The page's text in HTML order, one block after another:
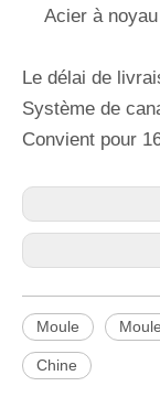
Acier à
Le délai de
Système de
Convient pour
Moule
Chine